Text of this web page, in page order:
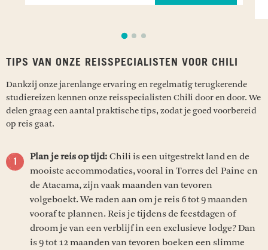
TIPS VAN ONZE REISSPECIALISTEN VOOR CHILI
Dankzij onze jarenlange ervaring en regelmatig terugkerende
studiereizen kennen onze reisspecialisten Chili door en door. We
delen graag een aantal praktische tips, zodat je goed voorbereid
op reis gaat.
Plan je reis op tijd: Chili is een uitgestrekt land en de
mooiste accommodaties, vooral in Torres del Paine en
de Atacama, zijn vaak maanden van tevoren
volgeboekt. We raden aan om je reis 6 tot 9 maanden
vooraf te plannen. Reis je tijdens de feestdagen of
droom je van een verblijf in een exclusieve lodge? Dan
is 9 tot 12 maanden van tevoren boeken een slimme